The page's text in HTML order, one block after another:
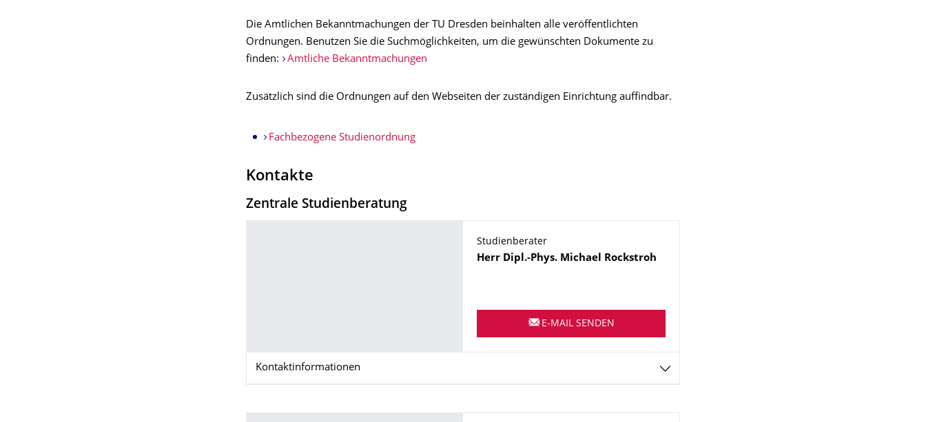
Die Amtlichen Bekanntmachungen der TU Dresden beinhalten alle veröffentlichten
Ordnungen. Benutzen Sie die Suchmöglichkeiten, um die gewünschten Dokumente zu
finden:
Amtliche Bekanntmachungen
Zusätzlich sind die Ordnungen auf den Webseiten der zuständigen Einrichtung auffindbar.
Fachbezogene Studienordnung
Kontakte
Zentrale Studienberatung
Name
Studienberater
Herr Dipl.-Phys. Michael Rockstroh
E-MAIL SENDEN
Kontaktinformationen